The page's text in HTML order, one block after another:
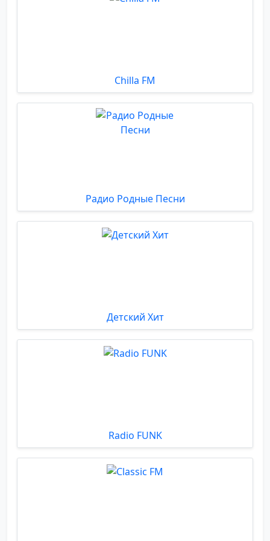
Chilla FM
Радио Родные Песни
Детский Хит
Radio FUNK